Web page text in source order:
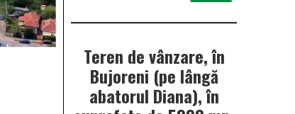
Teren de vânzare, în
Bujoreni (pe lângă
abatorul Diana), în